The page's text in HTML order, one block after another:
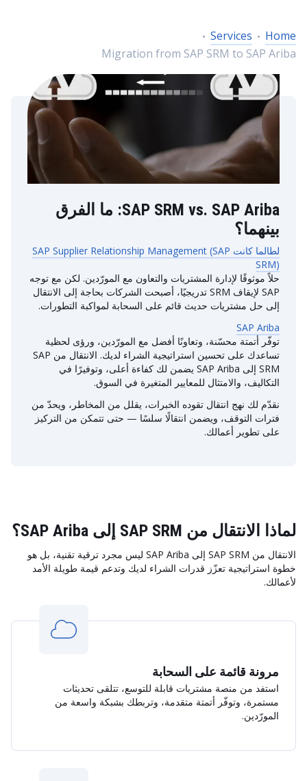
Home
Services
Migration from SAP SRM to SAP Ariba
SAP SRM vs. SAP Ariba: ما الفرق
بينهما؟
لطالما كانت SAP Supplier Relationship Management (SAP
SRM)
حلاً موثوقًا لإدارة المشتريات والتعاون مع المورّدين. لكن مع توجه
SAP لإيقاف SRM تدريجيًا، أصبحت الشركات بحاجة إلى الانتقال
إلى حل مشتريات حديث قائم على السحابة لمواكبة التطورات.
SAP Ariba
توفّر أتمتة محسّنة، وتعاونًا أفضل مع المورّدين، ورؤى لحظية
تساعدك على تحسين استراتيجية الشراء لديك. الانتقال من SAP
SRM إلى SAP Ariba يضمن لك كفاءة أعلى، وتوفيرًا في
التكاليف، والامتثال للمعايير المتغيرة في السوق.
نقدّم لك نهج انتقال تقوده الخبرات، يقلل من المخاطر، ويحدّ من
فترات التوقف، ويضمن انتقالًا سلسًا — حتى تتمكن من التركيز
على تطوير أعمالك.
لماذا الانتقال من SAP SRM إلى SAP Ariba؟
الانتقال من SAP SRM إلى SAP Ariba ليس مجرد ترقية تقنية، بل هو
خطوة استراتيجية تعزّز قدرات الشراء لديك وتدعم قيمة طويلة الأمد
لأعمالك.
مرونة قائمة على السحابة
استفد من منصة مشتريات قابلة للتوسع، تتلقى تحديثات
مستمرة، وتوفّر أتمتة متقدمة، وتربطك بشبكة واسعة من
المورّدين.